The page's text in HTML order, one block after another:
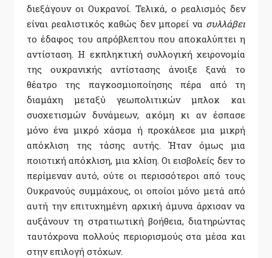
διεξάγουν οι Ουκρανοί. Τελικά, ο ρεαλισμός δεν
είναι ρεαλιστικός καθώς δεν μπορεί να συλλάβει
το έδαφος του απρόβλεπτου που αποκαλύπτει η
αντίσταση. Η εκπληκτική συλλογική χειρονομία
της ουκρανικής αντίστασης άνοιξε ξανά το
θέατρο της παγκοσμιοποίησης πέρα από τη
διαμάχη μεταξύ γεωπολιτικών μπλοκ και
συσχετισμών δυνάμεων, ακόμη κι αν έσπασε
μόνο ένα μικρό χάσμα ή προκάλεσε μια μικρή
απόκλιση της τάσης αυτής. Ήταν όμως μια
ποιοτική απόκλιση, μια κλίση. Οι εισβολείς δεν το
περίμεναν αυτό, ούτε οι περισσότεροι από τους
Ουκρανούς συμμάχους, οι οποίοι μόνο μετά από
αυτή την επιτυχημένη αρχική άμυνα άρχισαν να
αυξάνουν τη στρατιωτική βοήθεια, διατηρώντας
ταυτόχρονα πολλούς περιορισμούς στα μέσα και
στην επιλογή στόχων.